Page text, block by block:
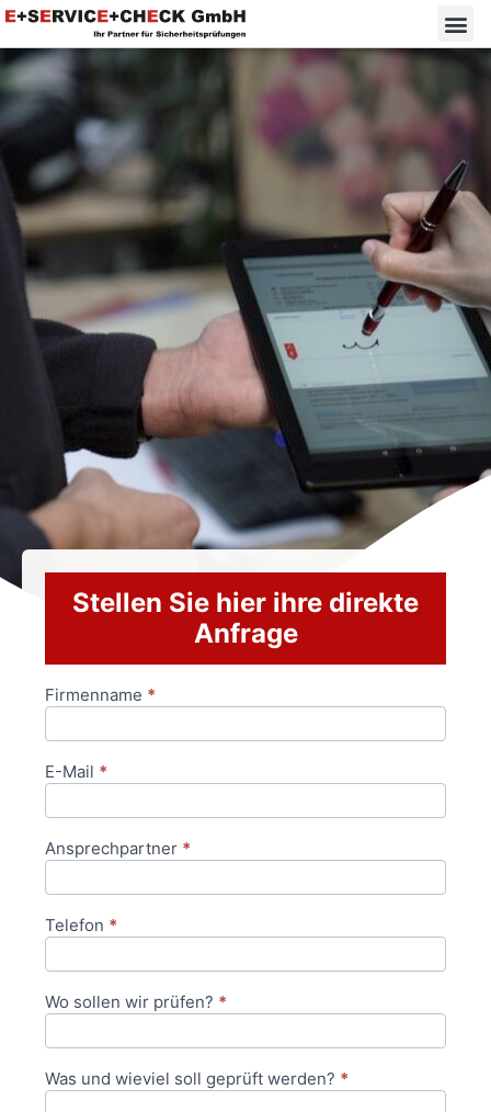
Stellen Sie hier ihre direkte
Anfrage
Anfrageformular
Firmenname *
E-Mail *
Ansprechpartner *
Telefon *
Wo sollen wir prüfen? *
Was und wieviel soll geprüft werden? *